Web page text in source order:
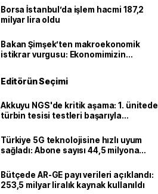
Borsa İstanbul’da işlem hacmi 187,2
milyar lira oldu
Bakan Şimşek’ten makroekonomik
istikrar vurgusu: Ekonomimizin
Editörün Seçimi
Akkuyu NGS'de kritik aşama: 1. ünitede
türbin tesisi testleri başarıyla
Türkiye 5G teknolojisine hızlı uyum
sağladı: Abone sayısı 44,5 milyona
Bütçede AR-GE payı verileri açıklandı:
253,5 milyar liralık kaynak kullanıldı